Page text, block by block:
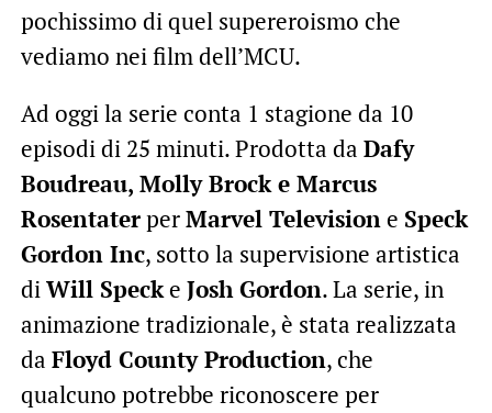
pochissimo di quel supereroismo che
vediamo nei film dell’MCU.
Ad oggi la serie conta 1 stagione da 10
episodi di 25 minuti. Prodotta da Dafy
Boudreau, Molly Brock e Marcus
RosentaterperMarvel Televisione Speck
Gordon Inc, sotto la supervisione artistica
diWill Specke Josh Gordon. La serie, in
animazione tradizionale, è stata realizzata
da Floyd County Production, che
qualcuno potrebbe riconoscere per